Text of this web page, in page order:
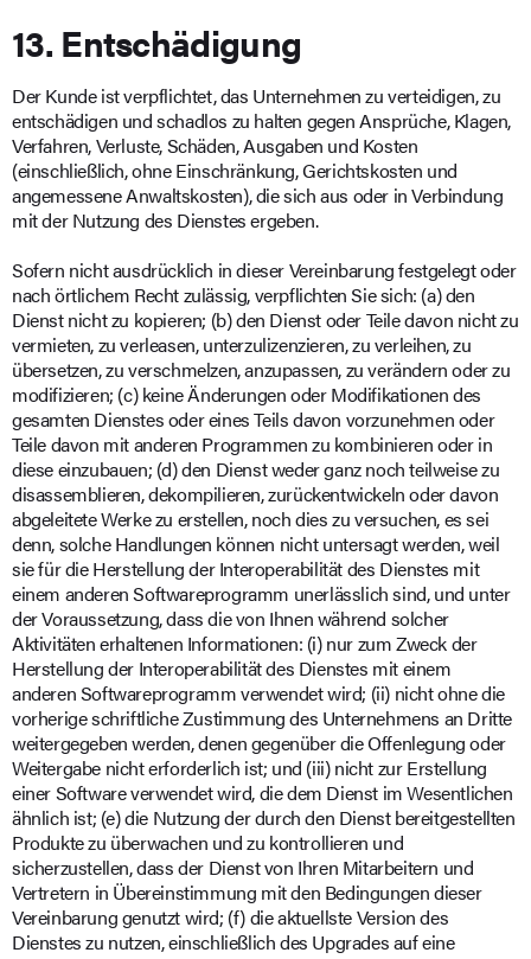
13. Entschädigung
Der Kunde ist verpflichtet, das Unternehmen zu verteidigen, zu
entschädigen und schadlos zu halten gegen Ansprüche, Klagen,
Verfahren, Verluste, Schäden, Ausgaben und Kosten
(einschließlich, ohne Einschränkung, Gerichtskosten und
angemessene Anwaltskosten), die sich aus oder in Verbindung
mit der Nutzung des Dienstes ergeben.
Sofern nicht ausdrücklich in dieser Vereinbarung festgelegt oder
nach örtlichem Recht zulässig, verpflichten Sie sich: (a) den
Dienst nicht zu kopieren; (b) den Dienst oder Teile davon nicht zu
vermieten, zu verleasen, unterzulizenzieren, zu verleihen, zu
übersetzen, zu verschmelzen, anzupassen, zu verändern oder zu
modifizieren; (c) keine Änderungen oder Modifikationen des
gesamten Dienstes oder eines Teils davon vorzunehmen oder
Teile davon mit anderen Programmen zu kombinieren oder in
diese einzubauen; (d) den Dienst weder ganz noch teilweise zu
disassemblieren, dekompilieren, zurückentwickeln oder davon
abgeleitete Werke zu erstellen, noch dies zu versuchen, es sei
denn, solche Handlungen können nicht untersagt werden, weil
sie für die Herstellung der Interoperabilität des Dienstes mit
einem anderen Softwareprogramm unerlässlich sind, und unter
der Voraussetzung, dass die von Ihnen während solcher
Aktivitäten erhaltenen Informationen: (i) nur zum Zweck der
Herstellung der Interoperabilität des Dienstes mit einem
anderen Softwareprogramm verwendet wird; (ii) nicht ohne die
vorherige schriftliche Zustimmung des Unternehmens an Dritte
weitergegeben werden, denen gegenüber die Offenlegung oder
Weitergabe nicht erforderlich ist; und (iii) nicht zur Erstellung
einer Software verwendet wird, die dem Dienst im Wesentlichen
ähnlich ist; (e) die Nutzung der durch den Dienst bereitgestellten
Produkte zu überwachen und zu kontrollieren und
sicherzustellen, dass der Dienst von Ihren Mitarbeitern und
Vertretern in Übereinstimmung mit den Bedingungen dieser
Vereinbarung genutzt wird; (f) die aktuellste Version des
Dienstes zu nutzen, einschließlich des Upgrades auf eine